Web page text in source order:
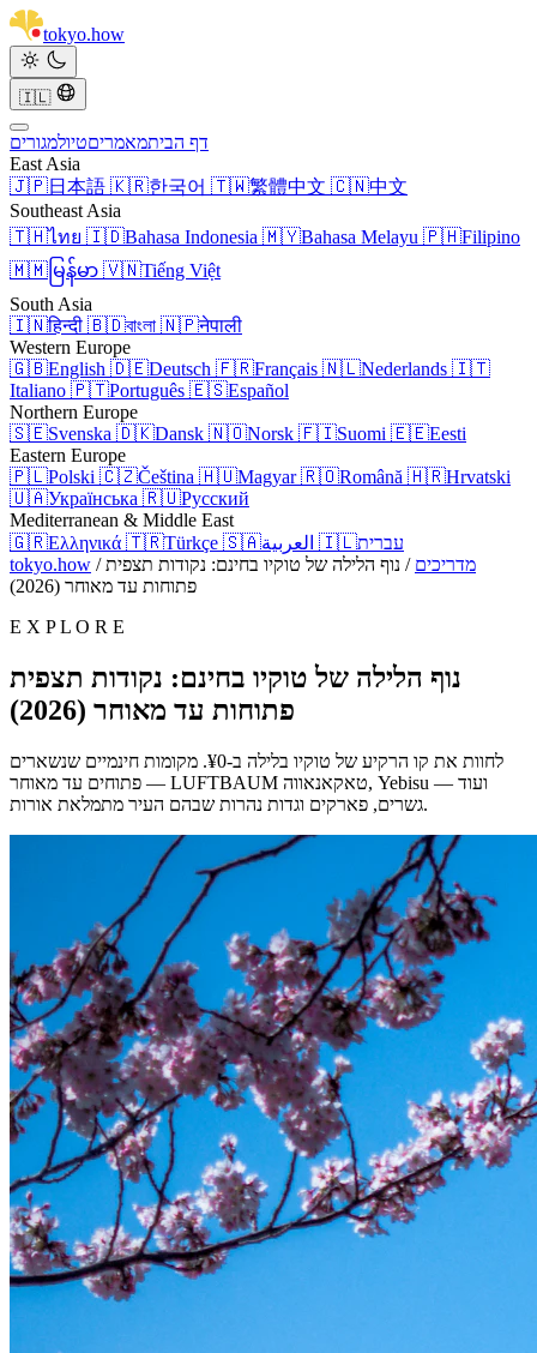
tokyo.how
🇮🇱
דף הביתמאמריםטיולמגורים
East Asia
🇯🇵日本語 🇰🇷한국어 🇹🇼繁體中文 🇨🇳中文
Southeast Asia
🇹🇭ไทย 🇮🇩Bahasa Indonesia 🇲🇾Bahasa Melayu 🇵🇭Filipino
🇲🇲 မြန်မာ 🇻🇳Tiếng Việt
South Asia
🇮🇳हिन्दी 🇧🇩বাংলা 🇳🇵नेपाली
Western Europe
🇬🇧English 🇩🇪Deutsch 🇫🇷Français 🇳🇱Nederlands 🇮🇹
Italiano 🇵🇹Português 🇪🇸Español
Northern Europe
🇸🇪Svenska 🇩🇰Dansk 🇳🇴Norsk 🇫🇮Suomi 🇪🇪Eesti
Eastern Europe
🇵🇱Polski 🇨🇿Čeština 🇭🇺Magyar🇷🇴Română 🇭🇷Hrvatski
🇺🇦Українська 🇷🇺Русский
Mediterranean & Middle East
🇬🇷Ελληνικά 🇹🇷Türkçe 🇸🇦 🇮🇱עברית
tokyo.how / מדריכים / נוף הלילה של טוקיו בחינם: נקודות תצפית
פתוחות עד מאוחר (2026)
E X P L O R E
נוף הלילה של טוקיו בחינם: נקודות תצפית
פתוחות עד מאוחר (2026)
לחוות את קו הרקיע של טוקיו בלילה ב-¥0. מקומות חינמיים שנשארים
פתוחים עד מאוחר — LUFTBAUM טאקאנאווה, Yebisu — ועוד
גשרים, פארקים וגדות נהרות שבהם העיר מתמלאת אורות.